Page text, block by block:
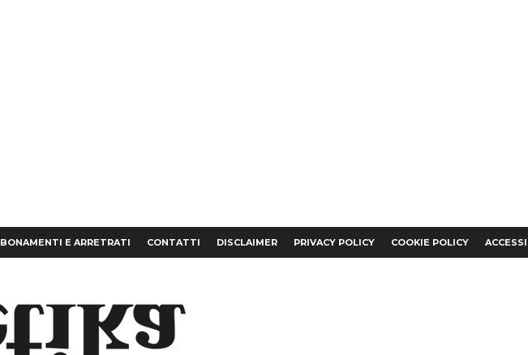
E ARRETRATI CONTATTI DISCLAIMER PRIVACY POLICY COOKIE POLICY